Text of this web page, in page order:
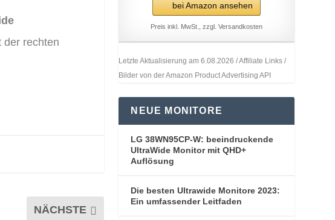
der rechten
NÄCHSTE
bei Amazon ansehen
Preis inkl. MwSt., zzgl. Versandkosten
Letzte Aktualisierung am 6.08.2026 / Affiliate Links /
Bilder von der Amazon Product Advertising API
NEUE MONITORE
LG 38WN95CP-W: beeindruckende
UltraWide Monitor mit QHD+
Auflösung
Die besten Ultrawide Monitore 2023:
Ein umfassender Leitfaden